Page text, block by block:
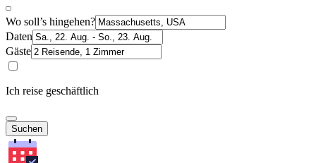
Wo soll’s hingehen?
Daten
Gäste
Ich reise geschäftlich
Suchen